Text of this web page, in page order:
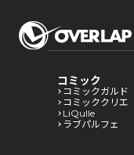
コミック
コミックガルド
コミッククリエ
LiQulle
ラブパルフェ